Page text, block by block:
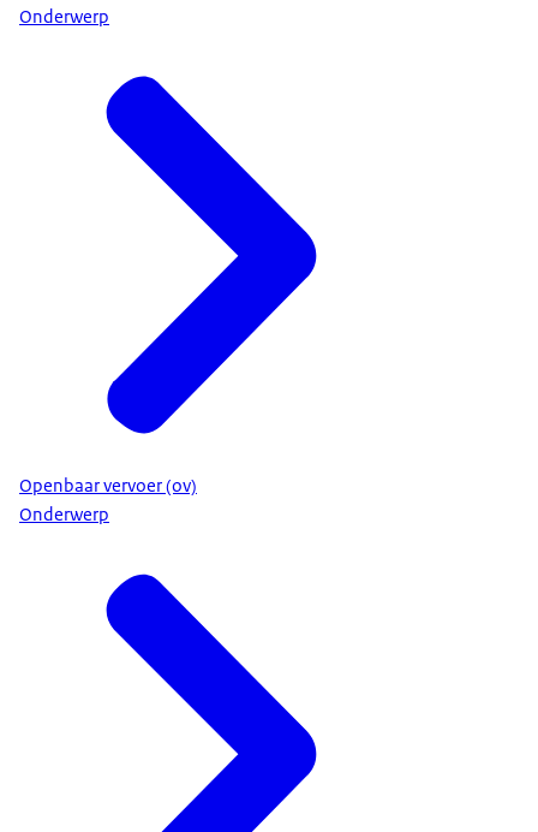
Onderwerp
Openbaar vervoer (ov)
Onderwerp